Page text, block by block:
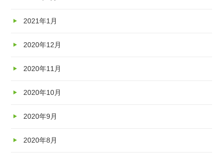
2021年1月
2020年12月
2020年11月
2020年10月
2020年9月
2020年8月